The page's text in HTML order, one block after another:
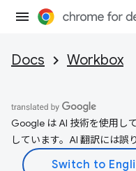
Docs Workbox
Google は AI 技術を使用し
しています。AI 翻訳には誤